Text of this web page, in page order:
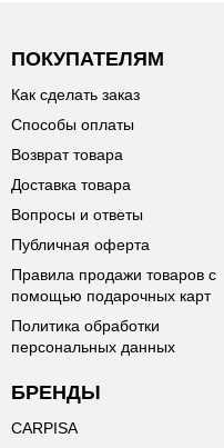
ПОКУПАТЕЛЯМ
Как сделать заказ
Способы оплаты
Возврат товара
Доставка товара
Вопросы и ответы
Публичная оферта
Правила продажи товаров с
помощью подарочных карт
Политика обработки
персональных данных
БРЕНДЫ
CARPISA